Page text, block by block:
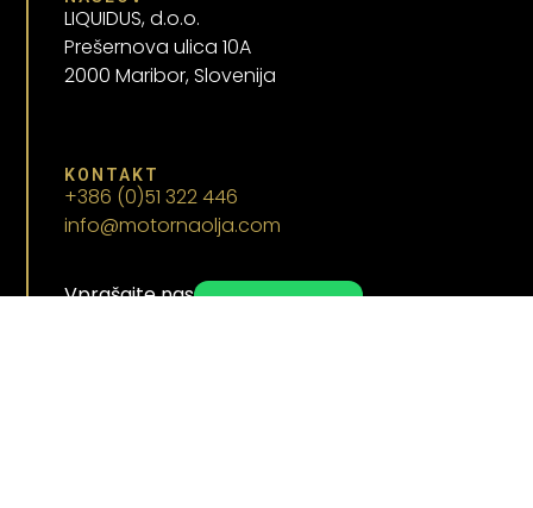
LIQUIDUS, d.o.o.
Prešernova ulica 10A
2000 Maribor, Slovenija
KONTAKT
+386 (0)51 322 446
info@motornaolja.com
Vprašajte nas